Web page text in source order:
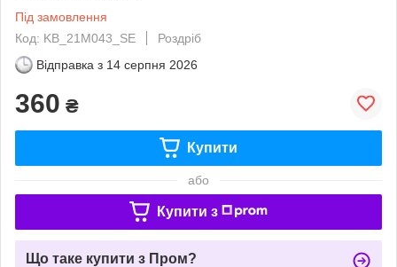
Під замовлення
Код: KB_21M043_SE
Роздріб
Відправка з 14 серпня 2026
360 ₴
Купити
або
Купити з
Що таке купити з Пром?